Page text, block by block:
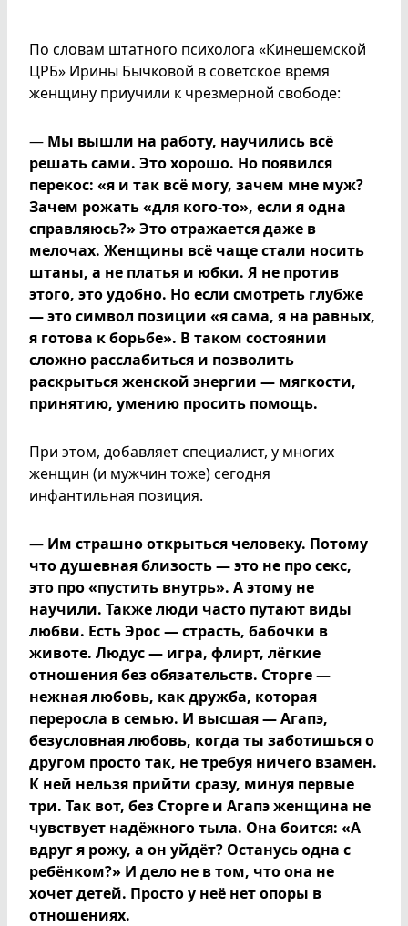
По словам штатного психолога «Кинешемской
ЦРБ» Ирины Бычковой в советское время
женщину приучили к чрезмерной свободе:
— Мы вышли на работу, научились всё
решать сами. Это хорошо. Но появился
перекос: «я и так всё могу, зачем мне муж?
Зачем рожать «для кого-то», если я одна
справляюсь?» Это отражается даже в
мелочах. Женщины всё чаще стали носить
штаны, а не платья и юбки. Я не против
этого, это удобно. Но если смотреть глубже
— это символ позиции «я сама, я на равных,
я готова к борьбе». В таком состоянии
сложно расслабиться и позволить
раскрыться женской энергии — мягкости,
принятию, умению просить помощь.
При этом, добавляет специалист, у многих
женщин (и мужчин тоже) сегодня
инфантильная позиция.
— Им страшно открыться человеку. Потому
что душевная близость — это не про секс,
это про «пустить внутрь». А этому не
научили. Также люди часто путают виды
любви. Есть Эрос — страсть, бабочки в
животе. Людус — игра, флирт, лёгкие
отношения без обязательств. Сторге —
нежная любовь, как дружба, которая
переросла в семью. И высшая — Агапэ,
безусловная любовь, когда ты заботишься о
другом просто так, не требуя ничего взамен.
К ней нельзя прийти сразу, минуя первые
три. Так вот, без Сторге и Агапэ женщина не
чувствует надёжного тыла. Она боится: «А
вдруг я рожу, а он уйдёт? Останусь одна с
ребёнком?» И дело не в том, что она не
хочет детей. Просто у неё нет опоры в
отношениях.